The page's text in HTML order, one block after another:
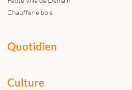
Chaufferie bois
Quotidien
Culture